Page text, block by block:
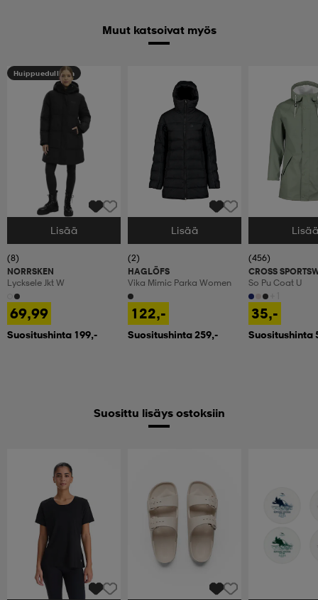
Muut katsoivat myös
Huippuedullinen
Valitse Koko
Lisää
(8)
NORRSKEN
Lycksele Jkt W
69,99
Suositushinta 199,-
Valitse Koko
Lisää
(2)
HAGLÖFS
Vika Mimic Parka Women
122,-
Suositushinta 259,-
Valitse Koko
(456)
CROSS
So Pu Coat U
35,-
Suositushinta
Suosittu lisäys ostoksiin